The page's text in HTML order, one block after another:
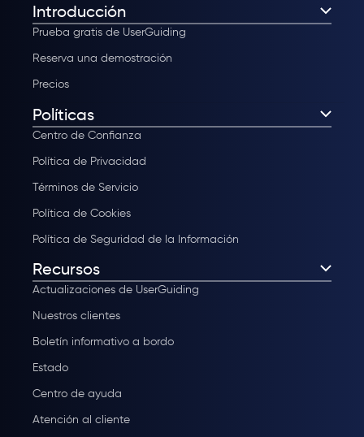
Introducción
Prueba gratis de UserGuiding
Reserva una demostración
Precios
Políticas
Centro de Confianza
Política de Privacidad
Términos de Servicio
Política de Cookies
Política de Seguridad de la Información
Recursos
Actualizaciones de UserGuiding
Nuestros clientes
Boletín informativo a bordo
Estado
Centro de ayuda
Atención al cliente